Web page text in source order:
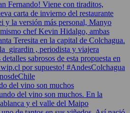
del vino son muchos